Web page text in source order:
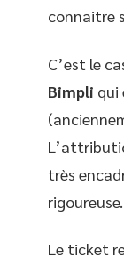
C’est le
Bimpli qui
très
rigoureuse.
Le ticket